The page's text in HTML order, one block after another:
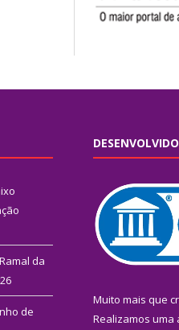
da
de
Muito mais que
Realizamos uma